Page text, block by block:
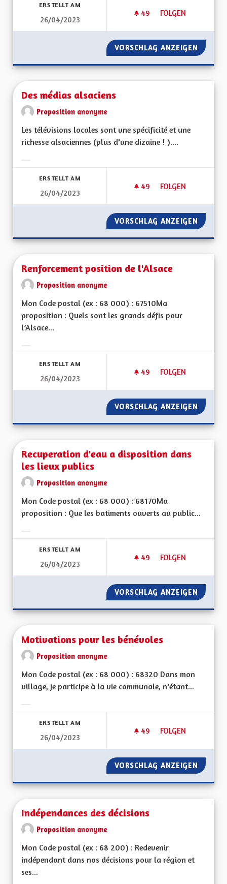
ERSTELLT AM
26/04/2023
49 49 FOLLOWER
FOLGEN
RENFORCEMENT
VORSCHLAG ANZEIGEN
Des médias alsaciens
Proposition anonyme
Les télévisions locales sont une spécificité et une
richesse alsaciennes (plus d'une dizaine ! )....
ERSTELLT AM
26/04/2023
49 49 FOLLOWER
FOLGEN
DES MÉDIAS
VORSCHLAG ANZEIGEN DES
Renforcement position de l'Alsace
Proposition anonyme
Mon Code postal (ex : 68 000) : 67510Ma
proposition : Quels sont les grands défis pour
l’Alsace...
ERSTELLT AM
26/04/2023
49 49 FOLLOWER
FOLGEN
RENFORCEMENT
VORSCHLAG ANZEIGEN
Recuperation d'eau a disposition dans
les lieux publics
Proposition anonyme
Mon Code postal (ex : 68 000) : 68170Ma
proposition : Que les batiments ouverts au public...
ERSTELLT AM
26/04/2023
49 49 FOLLOWER
FOLGEN
RECUPERATION
VORSCHLAG ANZEIGEN
Motivations pour les bénévoles
Proposition anonyme
Mon Code postal (ex : 68 000) : 68320 Dans mon
village, je participe à la vie communale, n'étant...
ERSTELLT AM
26/04/2023
49 49 FOLLOWER
FOLGEN
MOTIVATIONS
VORSCHLAG ANZEIGEN
Indépendances des décisions
Proposition anonyme
Mon Code postal (ex : 68 200) : Redevenir
indépendant dans nos décisions pour la région et
ses...